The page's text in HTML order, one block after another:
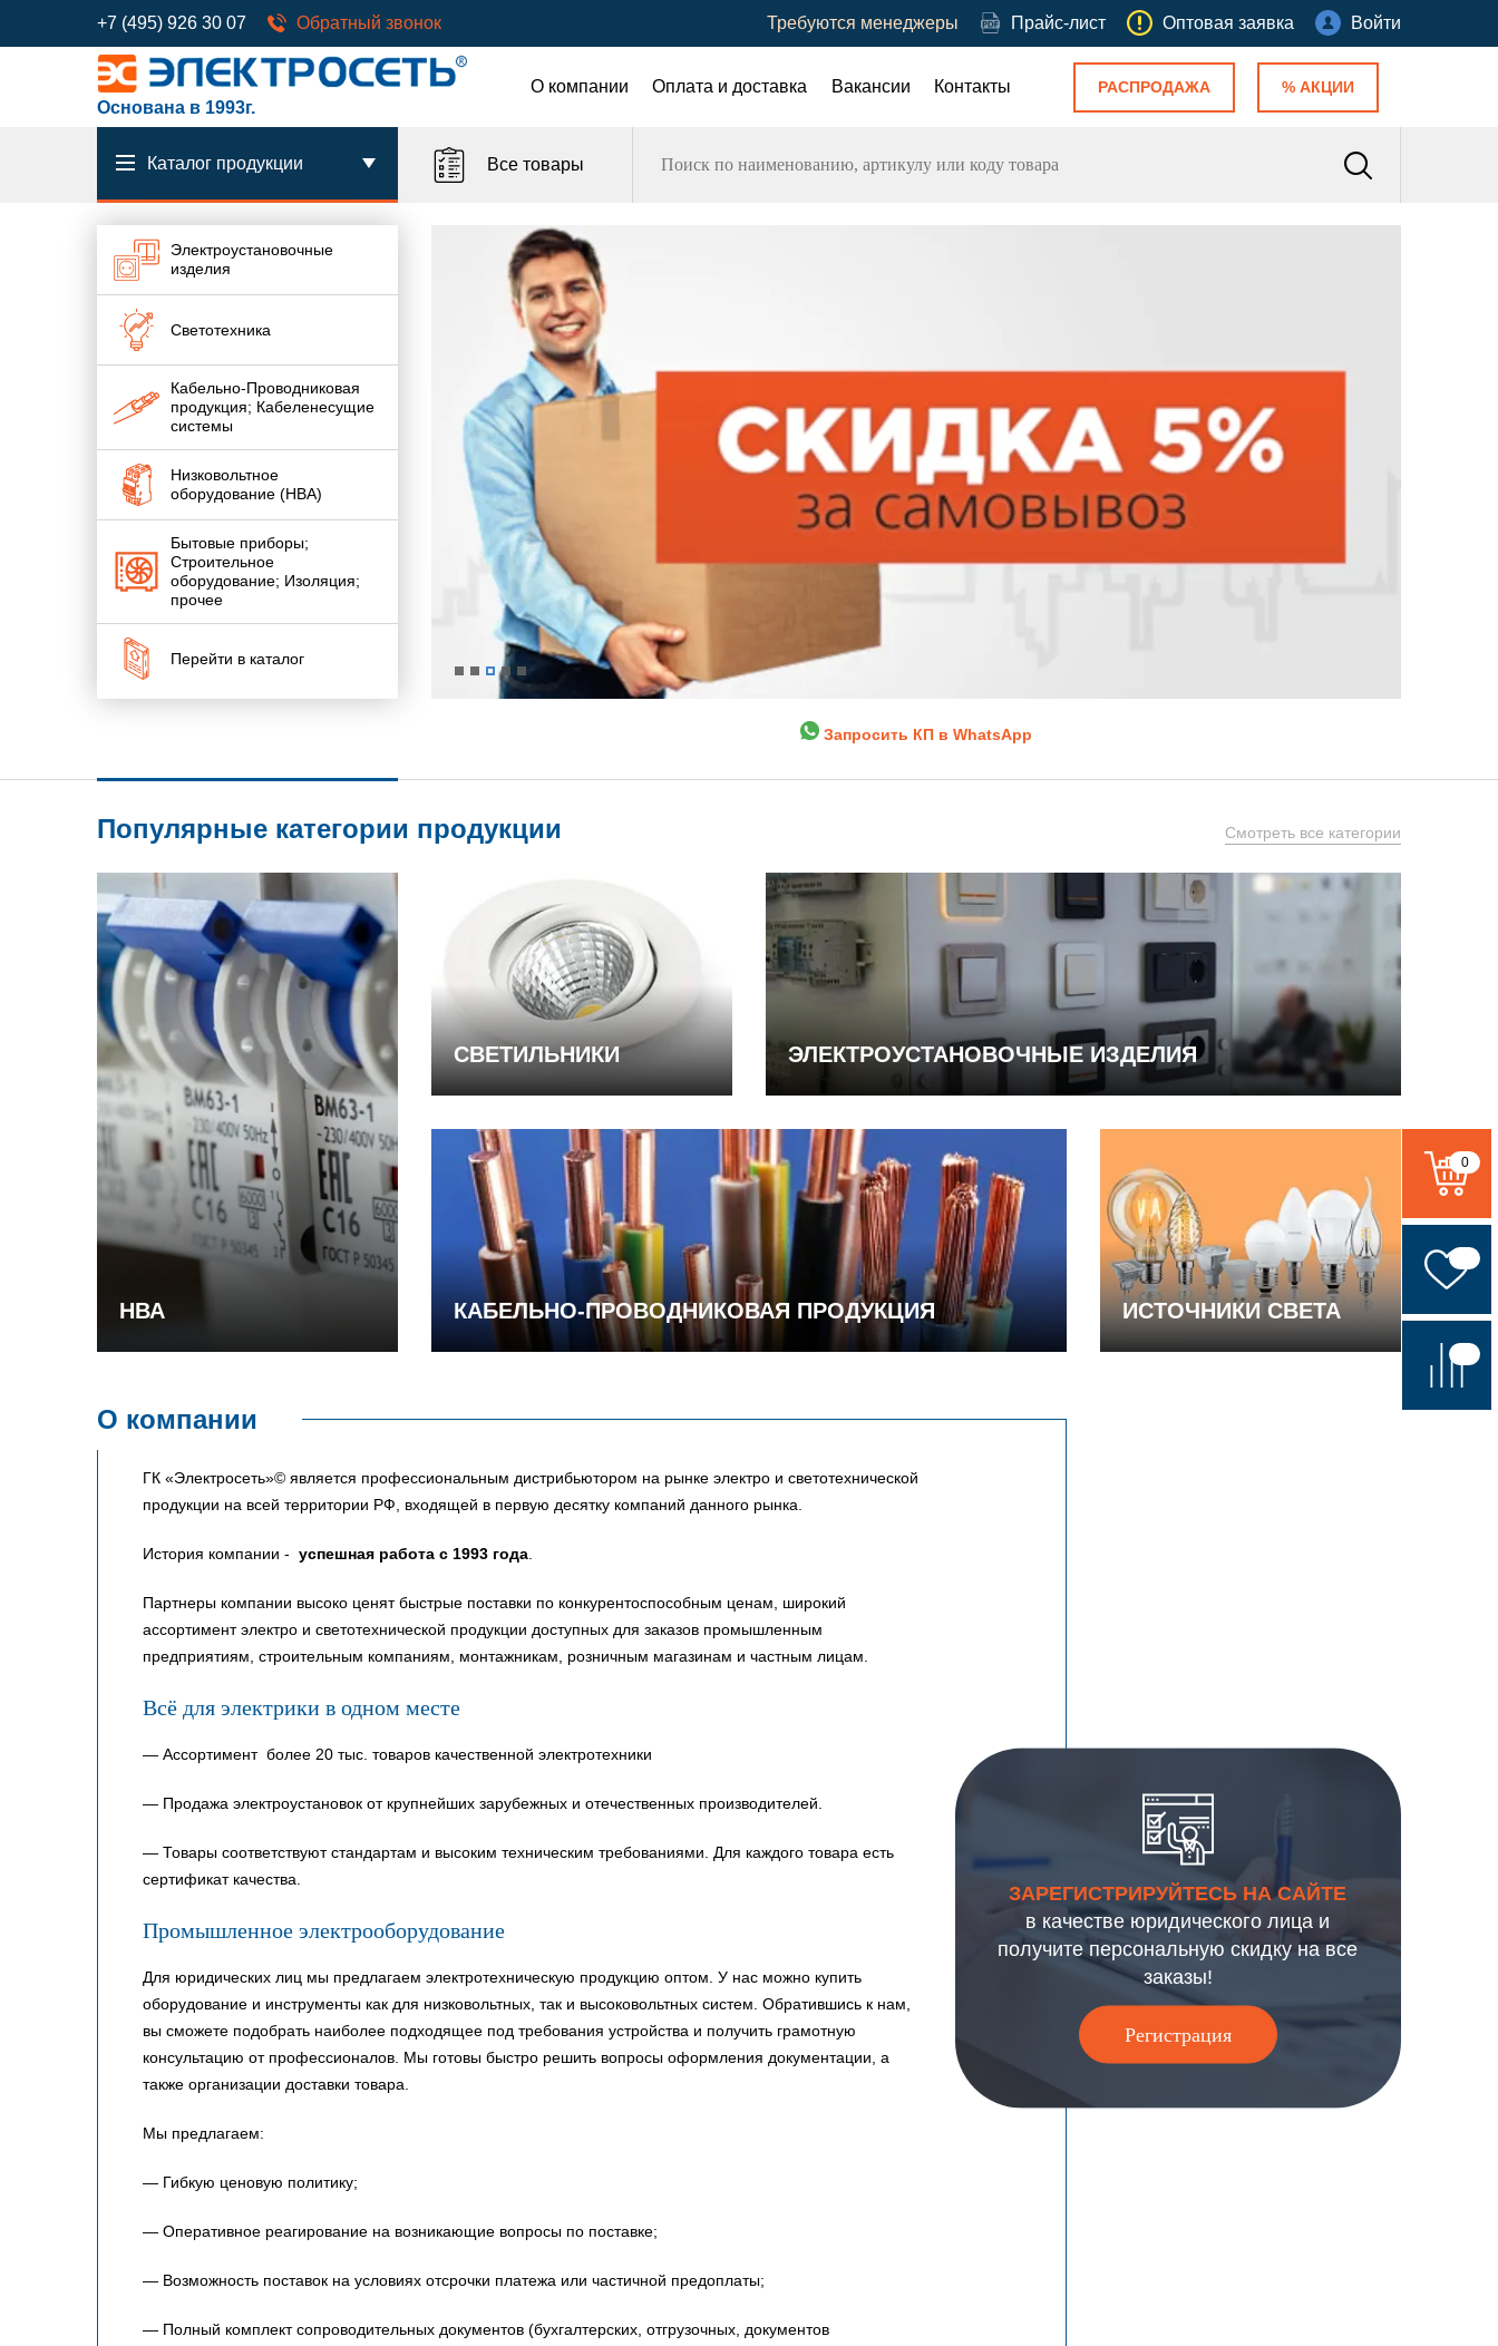
+7 (495) 926 30 07 Обратный звонок Требуются менеджеры Прайс-лист Оптовая заявка Войти
Основана в 1993г.
О компании Оплата и доставка Вакансии Контакты РАСПРОДАЖА % АКЦИИ
Каталог продукции Все товары
Электроустановочные
изделия
Светотехника
Кабельно-Проводниковая
продукция; Кабеленесущие
системы
Низковольтное
оборудование (НВА)
Бытовые приборы;
Строительное
оборудование; Изоляция;
прочее
Перейти в каталог
Запросить КП в WhatsApp
Популярные категории продукции Смотреть все категории
НВА
СВЕТИЛЬНИКИ ЭЛЕКТРОУСТАНОВОЧНЫЕ ИЗДЕЛИЯ
КАБЕЛЬНО-ПРОВОДНИКОВАЯ ПРОДУКЦИЯ ИСТОЧНИКИ СВЕТА
О компании
ГК «Электросеть»© является профессиональным дистрибьютором на рынке электро и светотехнической
продукции на всей территории РФ, входящей в первую десятку компаний данного рынка.
История компании - успешная работа с 1993 года
Партнеры компании высоко ценят быстрые поставки по конкурентоспособным ценам, широкий
ассортимент электро и светотехнической продукции доступных для заказов промышленным
предприятиям, строительным компаниям, монтажникам, розничным магазинам и частным лицам.
Всё для электрики в одном месте
— Ассортимент более 20 тыс. товаров качественной электротехники
— Продажа электроустановок от крупнейших зарубежных и отечественных производителей.
— Товары соответствуют стандартам и высоким техническим требованиями. Для каждого товара есть
сертификат качества.
Промышленное электрооборудование
Для юридических лиц мы предлагаем электротехническую продукцию оптом. У нас можно купить
оборудование и инструменты как для низковольтных, так и высоковольтных систем. Обратившись к нам,
вы сможете подобрать наиболее подходящее под требования устройства и получить грамотную
консультацию от профессионалов. Мы готовы быстро решить вопросы оформления документации, а
также организации доставки товара.
Мы предлагаем:
— Гибкую ценовую политику;
— Оперативное реагирование на возникающие вопросы по поставке;
— Возможность поставок на условиях отсрочки платежа или частичной предоплаты;
— Полный комплект сопроводительных документов (бухгалтерских, отгрузочных, документов
ЗАРЕГИСТРИРУЙТЕСЬ НА САЙТЕ
в качестве юридического лица и
получите персональную скидку на все
заказы!
Регистрация
0